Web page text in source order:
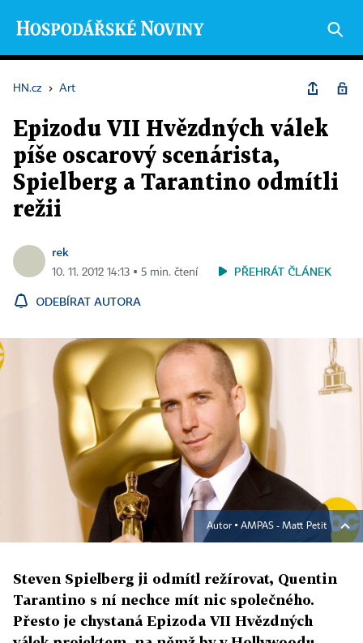
HN.cz › Art
Epizodu VII Hvězdných válek
píše oscarový scenárista,
Spielberg a Tarantino odmítli
režii
rek
10. 11. 2012 14:13 ▪ 5 min. čtení PŘEHRÁT ČLÁNEK
ODEBÍRAT AUTORA
Autor ▪ AMPAS - Matt Petit
Steven Spielberg ji odmítl režírovat, Quentin
Tarantino s ní nechce mít nic společného.
Přesto je chystaná Epizoda VII Hvězdných